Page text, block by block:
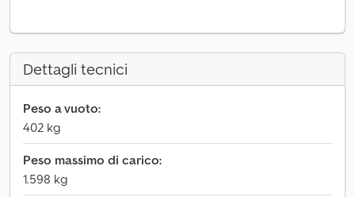
Dettagli tecnici
Peso a vuoto:
402 kg
Peso massimo di carico:
1.598 kg